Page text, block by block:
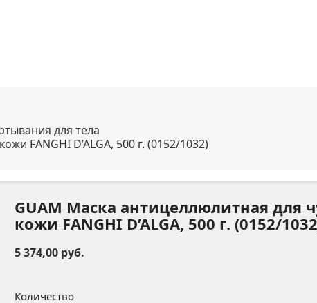
для тела
FANGHI D’ALGA, 500 г. (0152/1032)
GUAM Маска антицеллюлитная для
кожи FANGHI D’ALGA, 500 г. (0152/
5 374,00 руб.
Количество